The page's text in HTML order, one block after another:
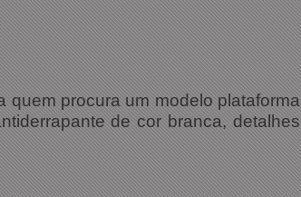
quem procura um modelo plataforma
de cor branca, detalhes